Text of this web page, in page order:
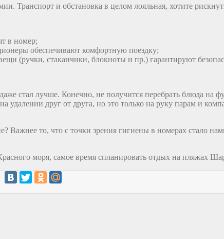
Транспорт и обстановка в целом лояльная, хотите
в номер;
обеспечивают комфортную поездку;
(ручки, стаканчики, блокноты и пр.) гарантируют
стал лучше. Конечно, не получится перебрать блюда на
удалении друг от друга, но это только на руку парам и
Важнее то, что с точки зрения гигиены в номерах стало
моря, самое время спланировать отдых на пляжах